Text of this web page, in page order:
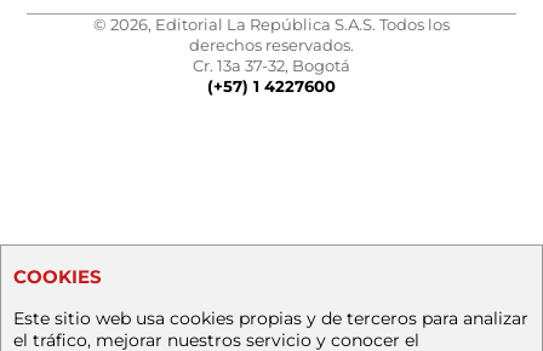
© 2026, Editorial La República S.A.S. Todos los
derechos reservados.
Cr. 13a 37-32, Bogotá
(+57) 1 4227600
COOKIES
Este sitio web usa cookies propias y de terceros para analizar
el tráfico, mejorar nuestros servicio y conocer el